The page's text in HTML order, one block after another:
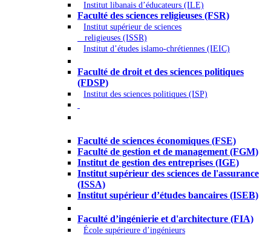
Institut libanais d’éducateurs (ILE)
Faculté des sciences religieuses (FSR)
Institut supérieur de sciences
religieuses (ISSR)
Institut d’études islamo-chrétiennes (IEIC)
Faculté de droit et des sciences politiques
(FDSP)
Institut des sciences politiques (ISP)
Faculté de sciences économiques (FSE)
Faculté de gestion et de management (FGM)
Institut de gestion des entreprises (IGE)
Institut supérieur des sciences de l'assurance
(ISSA)
Institut supérieur d’études bancaires (ISEB)
Faculté d’ingénierie et d'architecture (FIA)
École supérieure d’ingénieurs